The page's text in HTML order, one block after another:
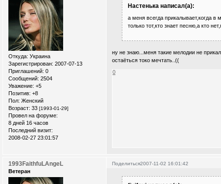
Откуда: Украина
Зарегистрирован: 2007-07-13
Приглашений: 0
Сообщений: 2504
Уважение: +5
Позитив: +8
Пол: Женский
Возраст: 33 [1993-01-29]
Провел на форуме:
8 дней 16 часов
Последний визит:
2008-02-27 23:01:57
Настенька написал(а):
а меня всегда прикалывает,когда в
только тот,кто знает песню,а кто
ну не знаю...меня такие мелодии не
остаёться токо мечтать..((
0
Поделиться2007-11-02 16:01:42
1993FaithfuLAngeL
Ветеран